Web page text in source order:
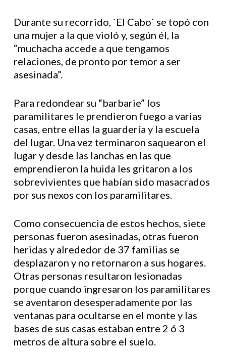
Durante su recorrido, `El Cabo` se topó con
una mujer a la que violó y, según él, la
“muchacha accede a que tengamos
relaciones, de pronto por temor a ser
asesinada”.
Para redondear su “barbarie” los
paramilitares le prendieron fuego a varias
casas, entre ellas la guardería y la escuela
del lugar. Una vez terminaron saquearon el
lugar y desde las lanchas en las que
emprendieron la huida les gritaron a los
sobrevivientes que habían sido masacrados
por sus nexos con los paramilitares.
Como consecuencia de estos hechos, siete
personas fueron asesinadas, otras fueron
heridas y alrededor de 37 familias se
desplazaron y no retornaron a sus hogares.
Otras personas resultaron lesionadas
porque cuando ingresaron los paramilitares
se aventaron desesperadamente por las
ventanas para ocultarse en el monte y las
bases de sus casas estaban entre 2 ó 3
metros de altura sobre el suelo.